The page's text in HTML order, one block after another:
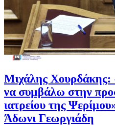
Μιχάλης Χουρδάκης:
να συμβάλω στην
ιατρείου της
Άδωνι Γεωργιάδη